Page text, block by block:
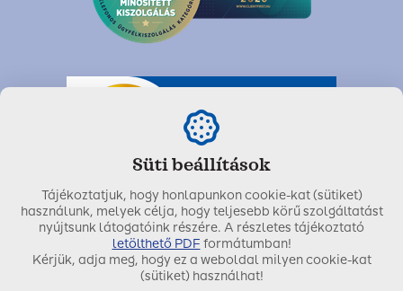
Utolsó módosítás dátuma:2023. február 09.
Süti beállítások
Tájékoztatjuk, hogy honlapunkon cookie-kat (sütiket)
használunk, melyek célja, hogy teljesebb körű szolgáltatást
nyújtsunk látogatóink részére. A részletes tájékoztató
letölthető PDF formátumban!
Kérjük, adja meg, hogy ez a weboldal milyen cookie-kat
(sütiket) használhat!